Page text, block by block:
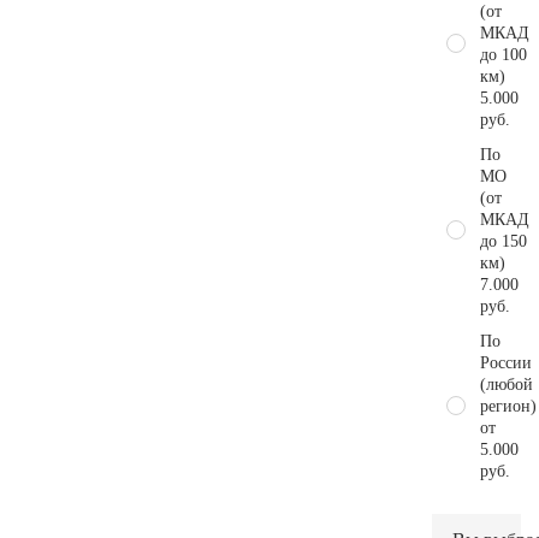
(от
МКАД
до 100
км)
5.000
руб.
По
МО
(от
МКАД
до 150
км)
7.000
руб.
По
России
(любой
регион)
от
5.000
руб.